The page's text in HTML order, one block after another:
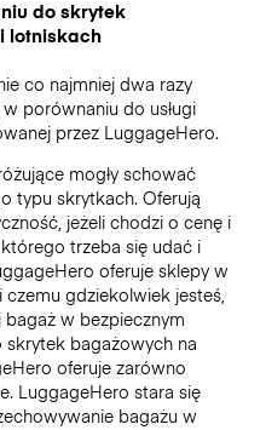
do skrytek
lotniskach
co najmniej dwa razy
porównaniu do usługi
przez LuggageHero.
mogły schować
typu skrytkach. Oferują
jeżeli chodzi o cenę i
trzeba się udać i
oferuje sklepy w
czemu gdziekolwiek jesteś,
w bezpiecznym
bagażowych na
oferuje zarówno
LuggageHero stara się
bagażu w